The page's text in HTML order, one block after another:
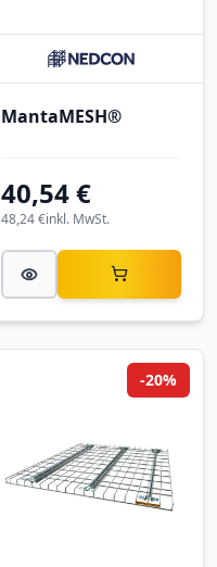
MantaMESH®
40,54 €
inkl. MwSt.
48,24 €
-20%